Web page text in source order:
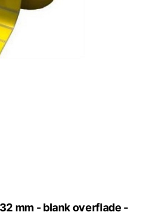
mm - blank overflade -